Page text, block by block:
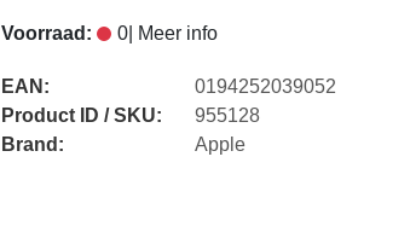
Voorraad: 0 | Meer info
EAN:
0194252039052
Product ID / SKU:
955128
Brand:
Apple